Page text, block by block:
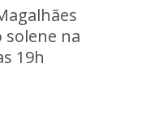
solene na
19h